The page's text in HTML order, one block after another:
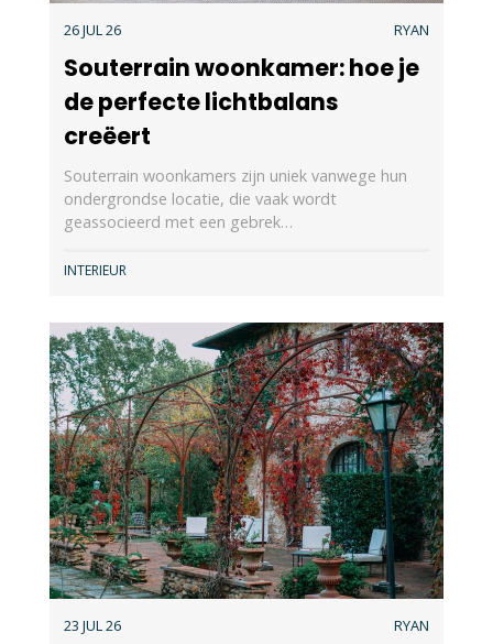
26 JUL 26 RYAN
Souterrain woonkamer: hoe je
de perfecte lichtbalans
creëert
Souterrain woonkamers zijn uniek vanwege hun
ondergrondse locatie, die vaak wordt
geassocieerd met een gebrek…
INTERIEUR
23 JUL 26 RYAN